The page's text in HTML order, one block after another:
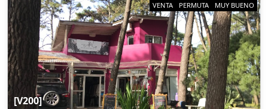
[V200]
MUY BUENO
PERMUTA
VENTA